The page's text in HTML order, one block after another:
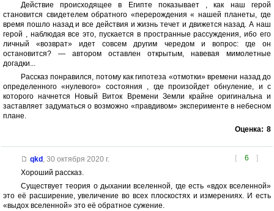
Действие происходящее в Египте показывает , как наш герой
становится свидетелем обратного «перерождения « нашей планеты, где
время пошло назад и все действия и жизнь течет и движется назад. А наш
герой , наблюдая все это, пускается в пространные рассуждения, ибо его
личный «возврат» идет совсем другим чередом и вопрос: где он
остановится? — автором оставлен открытым, навевая мимолетные
догадки...
Рассказ понравился, потому как гипотеза «отмотки» времени назад до
определенного «нулевого» состояния , где произойдет обнуление, и с
которого начнется Новый Виток Времени Земли крайне оригинальна и
заставляет задуматься о возможно «правдивом» эксперименте в небесном
плане.
Оценка: 8
[ 6 ]
qkd , 30 октября 2020 г.
Хороший рассказ.
Существует теория о дыхании вселенной, где есть «вдох вселенной»
это её расширение, увеличение во всех плоскостях и измерениях. И есть
«выдох вселенной» это её обратное сужение.